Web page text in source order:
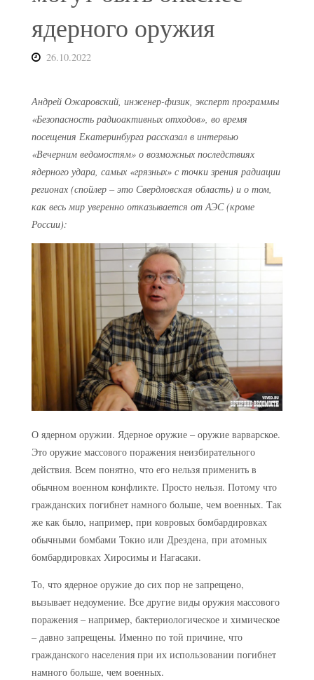
ядерного оружия
26.10.2022
Андрей Ожаровский, инженер-физик, эксперт программы
«Безопасность радиоактивных отходов», во время
посещения Екатеринбурга рассказал в интервью
«Вечерним ведомостям» о возможных последствиях
ядерного удара, самых «грязных» с точки зрения радиации
регионах (спойлер – это Свердловская область) и о том,
как весь мир уверенно отказывается от АЭС (кроме
России):
О ядерном оружии. Ядерное оружие – оружие варварское.
Это оружие массового поражения неизбирательного
действия. Всем понятно, что его нельзя применить в
обычном военном конфликте. Просто нельзя. Потому что
гражданских погибнет намного больше, чем военных. Так
же как было, например, при ковровых бомбардировках
обычными бомбами Токио или Дрездена, при атомных
бомбардировках Хиросимы и Нагасаки.
То, что ядерное оружие до сих пор не запрещено,
вызывает недоумение. Все другие виды оружия массового
поражения – например, бактериологическое и химическое
– давно запрещены. Именно по той причине, что
гражданского населения при их использовании погибнет
намного больше, чем военных.